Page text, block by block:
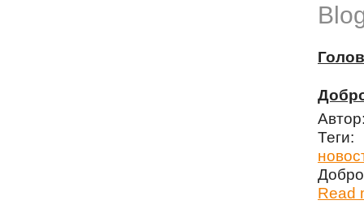
Теги:
Read